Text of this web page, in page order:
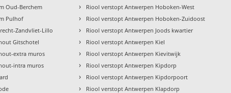
Oud-Berchem
Pulhof
Zandvliet-Lillo
Gitschotel
extra muros
intra muros
› Riool verstopt Antwerpen Hoboken-West
› Riool verstopt Antwerpen Hoboken-Zuidoost
› Riool verstopt Antwerpen Joods kwartier
› Riool verstopt Antwerpen Kiel
› Riool verstopt Antwerpen Kievitwijk
› Riool verstopt Antwerpen Kipdorp
› Riool verstopt Antwerpen Kipdorpoort
› Riool verstopt Antwerpen Klapdorp